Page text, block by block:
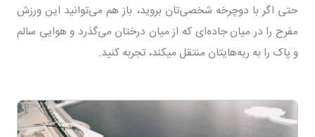
حتی اگر با دوچرخه شخصی‌تان بروید، باز هم می‌توانید این ورزش
مفرح را در میان جاده‌ای که از میان درختان می‌گذرد و هوایی سالم
و پاک را به ریه‌هایتان منتقل می‎کند، تجربه کنید.